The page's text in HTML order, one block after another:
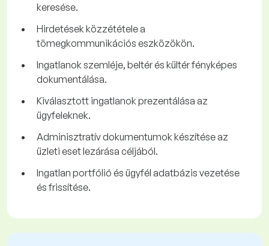
keresése.
Hirdetések közzététele a
tömegkommunikációs eszközökön.
Ingatlanok szemléje, beltér és kültér fényképes
dokumentálása.
Kiválasztott ingatlanok prezentálása az
ügyfeleknek.
Adminisztratív dokumentumok készítése az
üzleti eset lezárása céljából.
Ingatlan portfólió és ügyfél adatbázis vezetése
és frissítése.